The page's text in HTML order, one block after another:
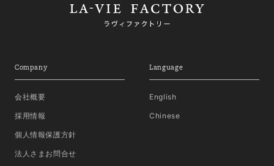
Company
会社概要
採用情報
個人情報保護方針
法人さまお問合せ
Language
English
Chinese